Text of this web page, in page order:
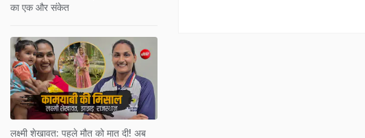
का एक और संकेत
लक्ष्मी शेखावत: पहले मौत को मात दी! अब